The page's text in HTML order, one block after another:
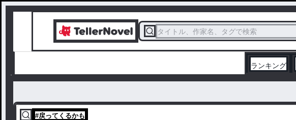
タイトル、作家名、タグで検索
ランキング
#戻ってくるかも